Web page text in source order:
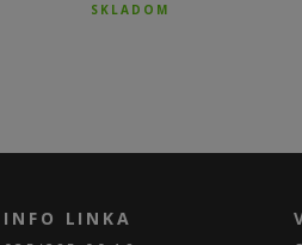
SKLADOM
INFO LINKA